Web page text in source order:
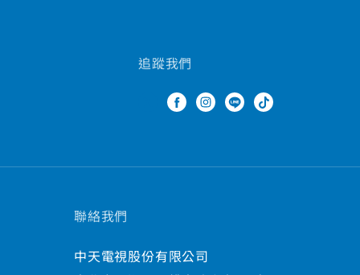
追蹤我們
聯絡我們
中天電視股份有限公司